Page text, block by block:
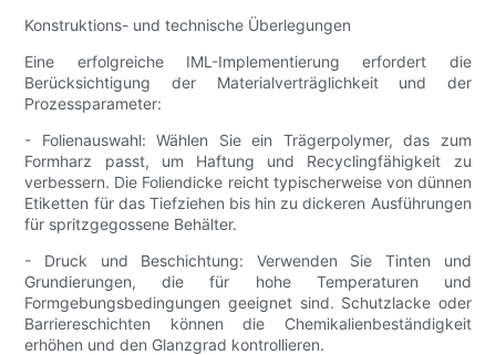
Konstruktions- und technische Überlegungen
Eine erfolgreiche IML-Implementierung erfordert die
Berücksichtigung der Materialverträglichkeit und der
Prozessparameter:
- Folienauswahl: Wählen Sie ein Trägerpolymer, das zum
Formharz passt, um Haftung und Recyclingfähigkeit zu
verbessern. Die Foliendicke reicht typischerweise von dünnen
Etiketten für das Tiefziehen bis hin zu dickeren Ausführungen
für spritzgegossene Behälter.
- Druck und Beschichtung: Verwenden Sie Tinten und
Grundierungen, die für hohe Temperaturen und
Formgebungsbedingungen geeignet sind. Schutzlacke oder
Barriereschichten können die Chemikalienbeständigkeit
erhöhen und den Glanzgrad kontrollieren.